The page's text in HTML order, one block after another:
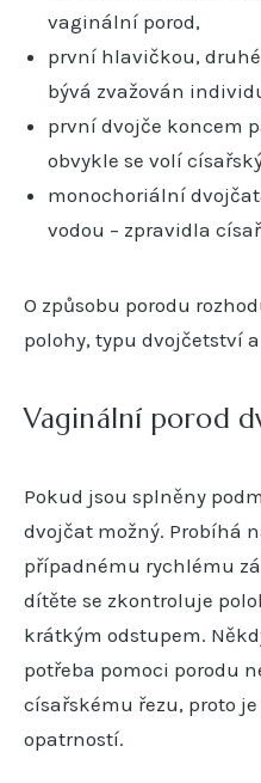
vaginální porod,
první hlavičkou,
bývá zvažován
první dvojče koncem
obvykle se volí
monochoriální
vodou – zpravidla
O způsobu porodu
polohy, typu dvojčetství
Vaginální porod
Pokud jsou splněny
dvojčat možný. Probíhá
případnému rychlému
dítěte se zkontroluje
krátkým odstupem.
potřeba pomoci porodu
císařskému řezu, proto
opatrností.